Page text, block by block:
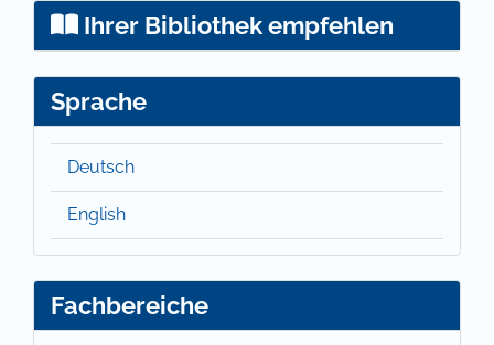
Ihrer Bibliothek empfehlen
Sprache
Deutsch
English
Fachbereiche